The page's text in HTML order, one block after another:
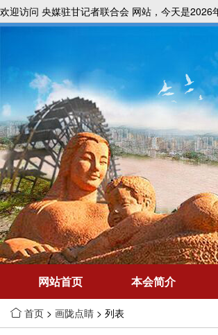
欢迎访问 央媒驻甘记者联合会 网站，今天是2026
网站首页 本会简介
 首页 > 画陇点睛 > 列表